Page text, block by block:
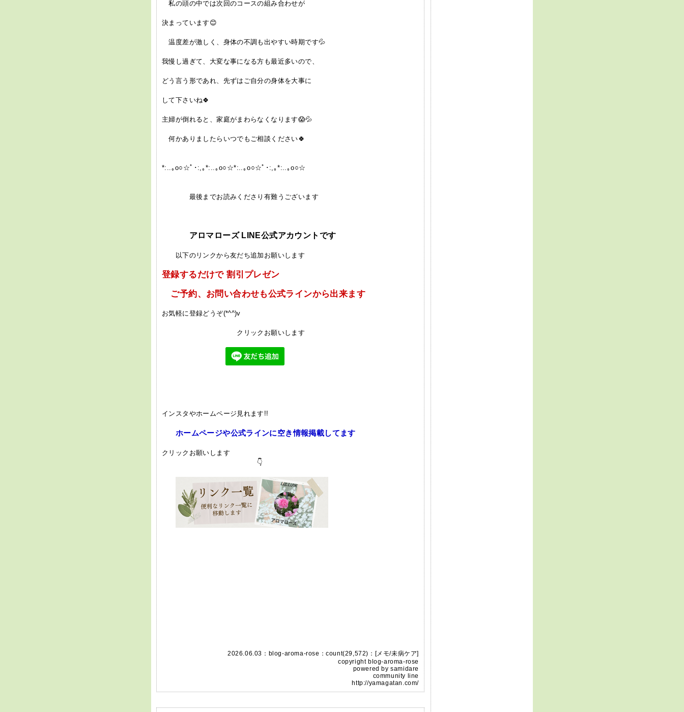
私の頭の中では次回のコースの組み合わせが
決まっています😊
温度差が激しく、身体の不調も出やすい時期です💦
我慢し過ぎて、大変な事になる方も最近多いので、
どう言う形であれ、先ずはご自分の身体を大事に
して下さいね🍀
主婦が倒れると、家庭がまわらなくなります😱💦
何かありましたらいつでもご相談ください🍀
*:..｡o○☆ﾟ･:,｡*:..｡o○☆*:..｡o○☆ﾟ･:,｡*:..｡o○☆
最後までお読みくださり有難うございます
アロマローズ LINE公式アカウントです
以下のリンクから友だち追加お願いします
登録するだけで 割引プレゼン
ご予約、お問い合わせも公式ラインから出来ます
お気軽に登録どうぞ(*^^)v
クリックお願いします
インスタやホームページ見れます!!
ホームページや公式ラインに空き情報掲載してます
クリックお願いします
👇
2026.06.03： blog-aroma-rose ：count(29,572)：[メモ/未病ケア]
copyright blog-aroma-rose
powered bysamidare
community line
http://yamagatan.com/